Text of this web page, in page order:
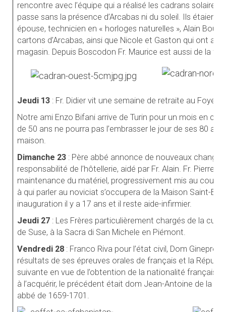
rencontre avec l’équipe qui a réalisé les cadrans solaires
passe sans la présence d’Arcabas ni du soleil. Ils étaient
épouse, technicien en « horloges naturelles », Alain
cartons d’Arcabas, ainsi que Nicole et Gaston qui ont
magasin. Depuis Boscodon Fr. Maurice est aussi de la
Jeudi 13 : Fr. Didier vit une semaine de retraite au Foyer
Notre ami Enzo Bifani arrive de Turin pour un mois en
de 50 ans ne pourra pas l’embrasser le jour de ses 80
maison.
Dimanche 23 : Père abbé annonce de nouveaux
responsabilité de l’hôtellerie, aidé par Fr. Alain. Fr. Pierre
maintenance du matériel, progressivement mis au
à qui parler au noviciat s’occupera de la Maison Saint-
inauguration il y a 17 ans et il reste aide-infirmier.
Jeudi 27 : Les Frères particulièrement chargés de la
de Suse, à la Sacra di San Michele en Piémont.
Vendredi 28 : Franco Riva pour l’état civil, Dom
résultats de ses épreuves orales de français et la
suivante en vue de l’obtention de la nationalité
à l’acquérir, le précédent était dom Jean-Antoine de la
abbé de 1659-1701.